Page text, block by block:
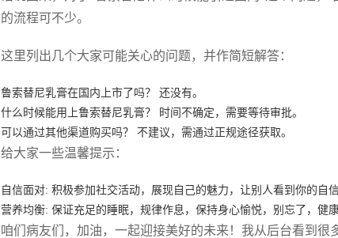
的流程可不少。
这里列出几个大家可能关心的问题，并作简短解答：
鲁索替尼乳膏在国内上市了吗？ 还没有。
什么时候能用上鲁索替尼乳膏？ 时间不确定，需要等待审批。
可以通过其他渠道购买吗？ 不建议，需通过正规途径获取。
给大家一些温馨提示：
自信面对: 积极参加社交活动，展现自己的魅力，让别人看到你的自
营养均衡: 保证充足的睡眠，规律作息，保持身心愉悦，别忘了，健
咱们病友们，加油，一起迎接美好的未来！我从后台看到